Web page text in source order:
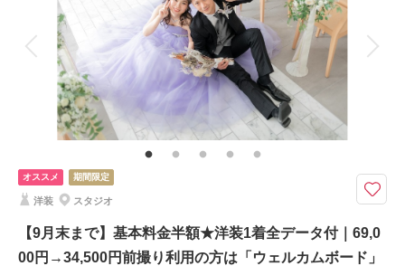
オススメ 期間限定
洋装 スタジオ
【9月末まで】基本料金半額★洋装1着全データ付｜69,0
00円→34,500円前撮り利用の方は「ウェルカムボード」